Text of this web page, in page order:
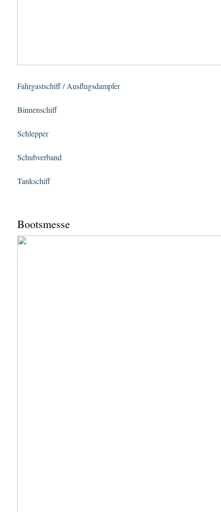
Fahrgastschiff / Ausflugsdampfer
Binnenschiff
Schlepper
Schubverband
Tankschiff
Bootsmesse